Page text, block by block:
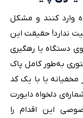
وارد کنند و مشکل
ندارد! حقیقت این
دستگاه یا رهگیری
به‌طور کامل پاک
مخفیانه یا با یک کد
دلخواه دایورت
این اقدام را